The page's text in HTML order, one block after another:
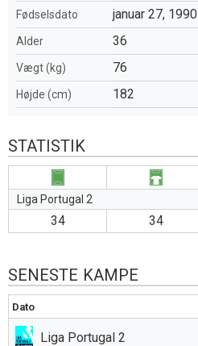
Fødselsdato januar 27, 1990
Alder 36
Vægt (kg) 76
Højde (cm) 182
STATISTIK
Liga Portugal 2
34 34
SENESTE KAMPE
Dato
Liga Portugal 2